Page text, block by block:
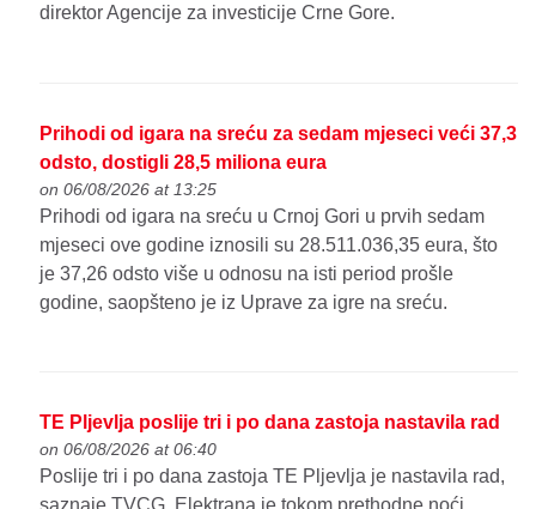
direktor Agencije za investicije Crne Gore.
Prihodi od igara na sreću za sedam mjeseci veći 37,3
odsto, dostigli 28,5 miliona eura
on 06/08/2026 at 13:25
Prihodi od igara na sreću u Crnoj Gori u prvih sedam
mjeseci ove godine iznosili su 28.511.036,35 eura, što
je 37,26 odsto više u odnosu na isti period prošle
godine, saopšteno je iz Uprave za igre na sreću.
TE Pljevlja poslije tri i po dana zastoja nastavila rad
on 06/08/2026 at 06:40
Poslije tri i po dana zastoja TE Pljevlja je nastavila rad,